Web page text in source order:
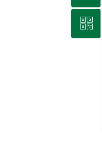
0512-66931568
ꀥ